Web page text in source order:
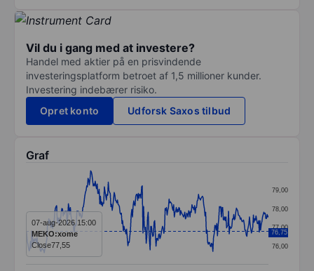
Vil du i gang med at investere?
Handel med aktier på en prisvindende
investeringsplatform betroet af 1,5 millioner kunder.
Investering indebærer risiko.
Opret konto
Udforsk Saxos tilbud
Graf
Line chart with 372 data points.
The chart has 1 X axis displaying categories.
The chart has 1 Y axis displaying values. Data76,00
77,00
78,00
79,00
76,75
07-aug-2026 15:00
MEKO:xome
Close77,55